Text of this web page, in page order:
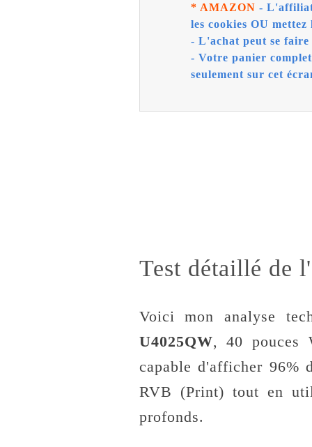
* AMAZON -
les cookies OU
- L'achat peut se
- Votre panier
seulement sur cet
Test détaillé de
Voici mon analyse
U4025QW, 40 pouces
capable d'afficher 96%
RVB (Print) tout en
profonds.